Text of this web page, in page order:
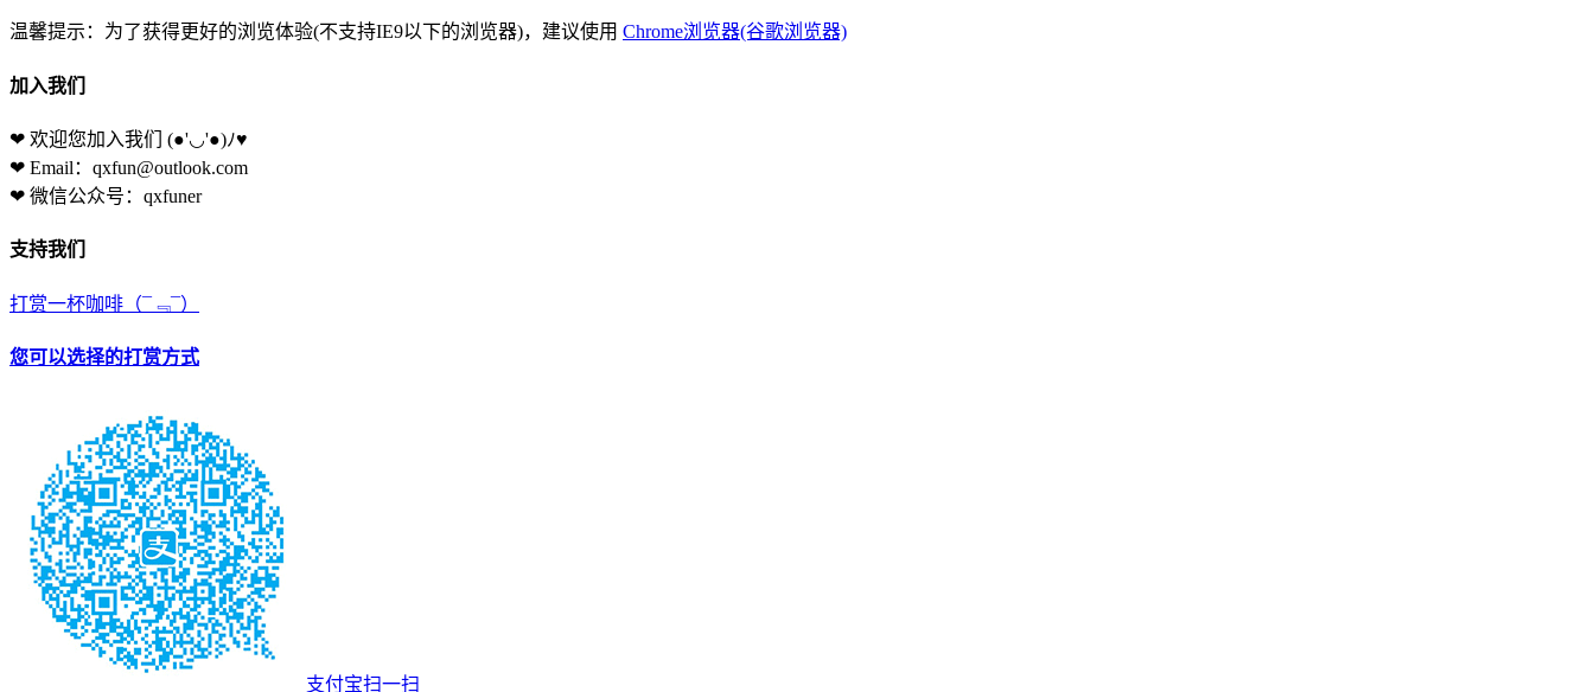
温馨提示：为了获得更好的浏览体验(不支持IE9以下的浏览器)，建议使用 Chrome浏览器(谷歌浏览器)
加入我们
❤ 欢迎您加入我们 (●'◡'●)ﾉ♥
❤ Email：qxfun@outlook.com
❤ 微信公众号：qxfuner
支持我们
打赏一杯咖啡 （¯﹃¯）
您可以选择的打赏方式
支付宝扫一扫